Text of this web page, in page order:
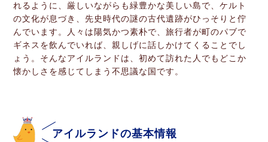
れるように、厳しいながらも緑豊かな美しい島で、ケルト
の文化が息づき、先史時代の謎の古代遺跡がひっそりと佇
んでいます。人々は陽気かつ素朴で、旅行者が町のパブで
ギネスを飲んでいれば、親しげに話しかけてくることでし
ょう。そんなアイルランドは、初めて訪れた人でもどこか
懐かしさを感じてしまう不思議な国です。
アイルランドの基本情報